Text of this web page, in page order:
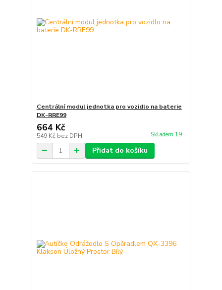
Centrální modul jednotka pro vozidlo na baterie
DK-RRE99
664 Kč
549 Kč bez DPH Skladem 19
Přidat do košíku